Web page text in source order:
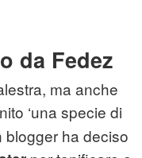
da Fedez
ma anche
‘una specie di
blogger ha deciso